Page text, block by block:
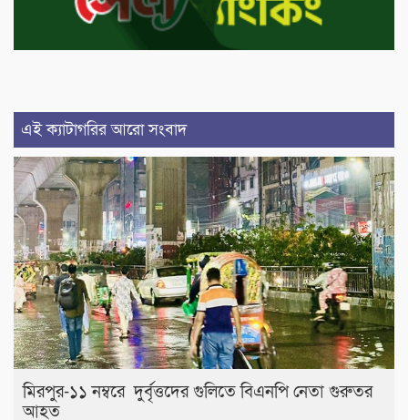
এই ক্যাটাগরির আরো সংবাদ
মিরপুর-১১ নম্বরে দুর্বৃত্তদের গুলিতে বিএনপি নেতা গুরুতর
আহত